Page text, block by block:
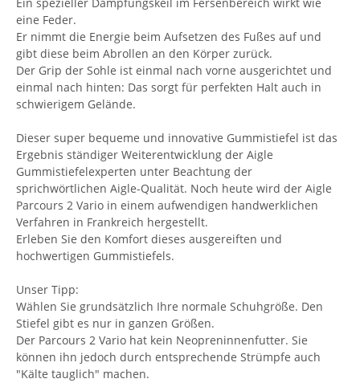
eine Feder.
Er nimmt die Energie beim Aufsetzen des Fußes auf und
gibt diese beim Abrollen an den Körper zurück.
Der Grip der Sohle ist einmal nach vorne ausgerichtet und
einmal nach hinten: Das sorgt für perfekten Halt auch in
schwierigem Gelände.
Dieser super bequeme und innovative Gummistiefel ist das
Ergebnis ständiger Weiterentwicklung der Aigle
Gummistiefelexperten unter Beachtung der
sprichwörtlichen Aigle-Qualität. Noch heute wird der Aigle
Parcours 2 Vario in einem aufwendigen handwerklichen
Verfahren in Frankreich hergestellt.
Erleben Sie den Komfort dieses ausgereiften und
hochwertigen Gummistiefels.
Unser Tipp:
Wählen Sie grundsätzlich Ihre normale Schuhgröße. Den
Stiefel gibt es nur in ganzen Größen.
Der Parcours 2 Vario hat kein Neopreninnenfutter. Sie
können ihn jedoch durch entsprechende Strümpfe auch
"Kälte tauglich" machen.